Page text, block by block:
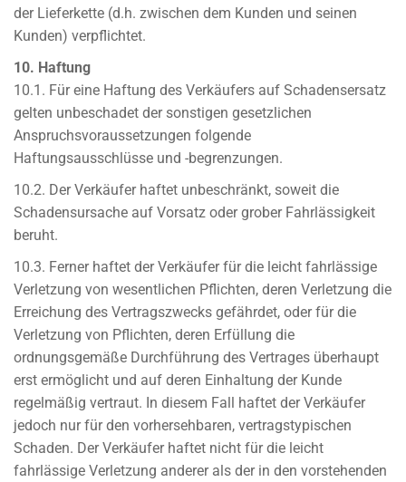
der Lieferkette (d.h. zwischen dem Kunden und seinen
Kunden) verpflichtet.
10. Haftung
10.1. Für eine Haftung des Verkäufers auf Schadensersatz
gelten unbeschadet der sonstigen gesetzlichen
Anspruchsvoraussetzungen folgende
Haftungsausschlüsse und -begrenzungen.
10.2. Der Verkäufer haftet unbeschränkt, soweit die
Schadensursache auf Vorsatz oder grober Fahrlässigkeit
beruht.
10.3. Ferner haftet der Verkäufer für die leicht fahrlässige
Verletzung von wesentlichen Pflichten, deren Verletzung die
Erreichung des Vertragszwecks gefährdet, oder für die
Verletzung von Pflichten, deren Erfüllung die
ordnungsgemäße Durchführung des Vertrages überhaupt
erst ermöglicht und auf deren Einhaltung der Kunde
regelmäßig vertraut. In diesem Fall haftet der Verkäufer
jedoch nur für den vorhersehbaren, vertragstypischen
Schaden. Der Verkäufer haftet nicht für die leicht
fahrlässige Verletzung anderer als der in den vorstehenden